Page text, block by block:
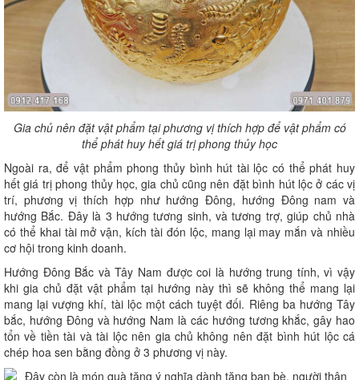
Gia chủ nên đặt vật phẩm tại phương vị thích hợp để vật phẩm có
thể phát huy hết giá trị phong thủy học
Ngoài ra, để vật phẩm phong thủy bình hút tài lộc có thể phát huy
hết giá trị phong thủy học, gia chủ cũng nên đặt bình hút lộc ở các vị
trí, phương vị thích hợp như hướng Đông, hướng Đông nam và
hướng Bắc. Đây là 3 hướng tương sinh, và tương trợ, giúp chủ nhà
có thể khai tài mở vận, kích tài đón lộc, mang lại may mắn và nhiều
cơ hội trong kinh doanh.
Hướng Đông Bắc và Tây Nam được coi là hướng trung tính, vì vậy
khi gia chủ đặt vật phẩm tại hướng này thì sẽ không thể mang lại
mang lại vượng khí, tài lộc một cách tuyệt đối. Riêng ba hướng Tây
bắc, hướng Đông và hướng Nam là các hướng tương khắc, gây hao
tổn về tiền tài và tài lộc nên gia chủ không nên đặt bình hút lộc cá
chép hoa sen bằng đồng ở 3 phương vị này.